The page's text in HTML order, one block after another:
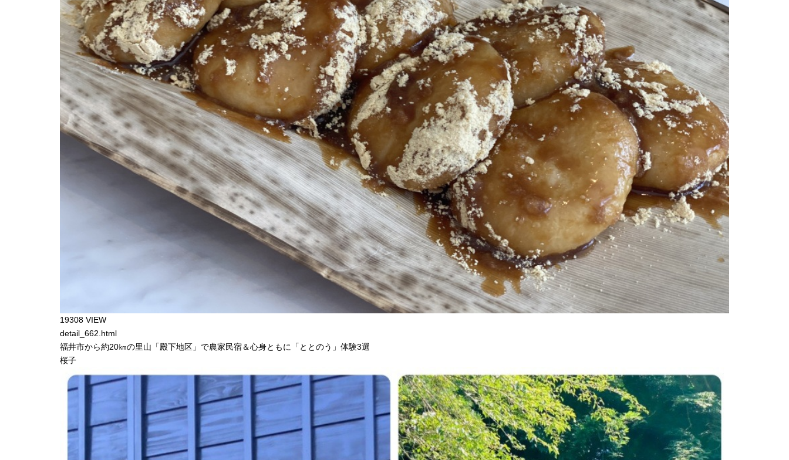
19308 VIEW
detail_662.html
福井市から約20㎞の里山「殿下地区」で農家民宿＆心身ともに「ととのう」体験3選
桜子